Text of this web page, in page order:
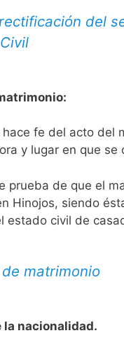
del
hace fe del acto del
y lugar en que se
prueba de que el
Hinojos, siendo
estado civil de
matrimonio
la nacionalidad.